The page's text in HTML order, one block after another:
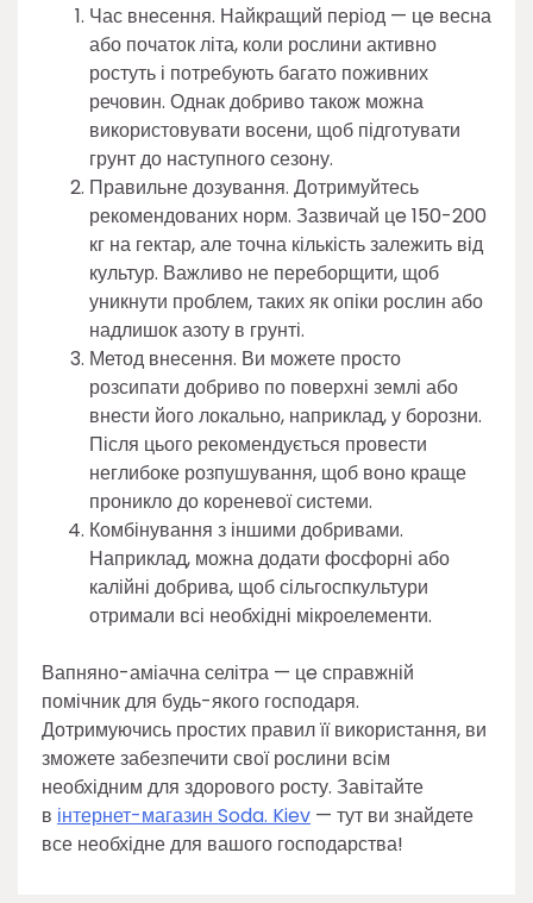
Час внесення. Найкращий період — цe весна
або початок літа, коли рослини активно
ростуть і потребують багато поживних
речовин. Однак добриво також можна
використовувати восени, щоб підготувати
грунт до наступного сезону.
Правильне дозування. Дотримуйтесь
рекомендованих норм. Зазвичай цe 150-200
кг на гектар, але точна кількість залежить від
культур. Важливо не переборщити, щоб
уникнути проблем, таких як опіки рослин або
надлишок азоту в грунті.
Метод внесення. Ви можете просто
розсипати добриво по поверхні землі або
внести його локально, наприклад, у борозни.
Після цього рекомендується провести
неглибоке розпушування, щоб воно краще
проникло до кореневої системи.
Комбінування з іншими добривами.
Наприклад, можна додати фосфорні або
калійні добрива, щоб сільгоспкультури
отримали всі необхідні мікроелементи.
Вапняно-аміачна селітра — цe справжній
помічник для будь-якого господаря.
Дотримуючись простих правил її використання, ви
зможете забезпечити свої рослини всім
необхідним для здорового росту. Завітайте
в інтернет-магазин Soda. Kiev — тут ви знайдете
все необхідне для вашого господарства!